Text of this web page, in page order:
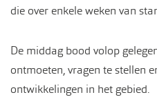
die over enkele weken van
De middag bood volop
ontmoeten, vragen te stellen
ontwikkelingen in het gebied.